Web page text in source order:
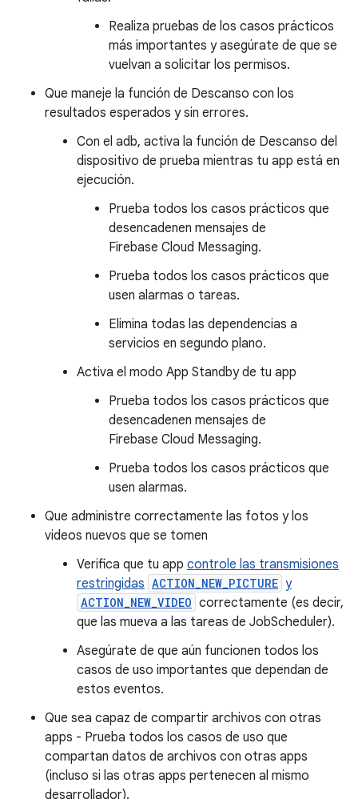
Realiza pruebas de los casos prácticos
más importantes y asegúrate de que se
vuelvan a solicitar los permisos.
Que maneje la función de Descanso con los
resultados esperados y sin errores.
Con el adb, activa la función de Descanso del
dispositivo de prueba mientras tu app está en
ejecución.
Prueba todos los casos prácticos que
desencadenen mensajes de
Firebase Cloud Messaging.
Prueba todos los casos prácticos que
usen alarmas o tareas.
Elimina todas las dependencias a
servicios en segundo plano.
Activa el modo App Standby de tu app
Prueba todos los casos prácticos que
desencadenen mensajes de
Firebase Cloud Messaging.
Prueba todos los casos prácticos que
usen alarmas.
Que administre correctamente las fotos y los
videos nuevos que se tomen
Verifica que tu app controle las transmisiones
restringidas ACTION_NEW_PICTURE y
ACTION_NEW_VIDEO correctamente (es decir,
que las mueva a las tareas de JobScheduler).
Asegúrate de que aún funcionen todos los
casos de uso importantes que dependan de
estos eventos.
Que sea capaz de compartir archivos con otras
apps - Prueba todos los casos de uso que
compartan datos de archivos con otras apps
(incluso si las otras apps pertenecen al mismo
desarrollador).